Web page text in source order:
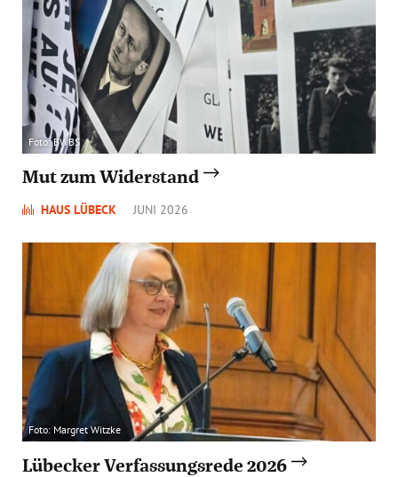
Foto: BWBS
Mut zum Widerstand
HAUS LÜBECK JUNI 2026
Foto: Margret Witzke
Lübecker Verfassungsrede 2026